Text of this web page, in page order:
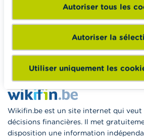
Autoriser tous les
Autoriser la
Utiliser uniquement les
Wikifin School met gratuitement à
enseignants du matériel pédagogique
à la consommation responsable en
Vers Wikifin School
Wikifin.be est un site internet qui veut
décisions financières. Il met
disposition une information